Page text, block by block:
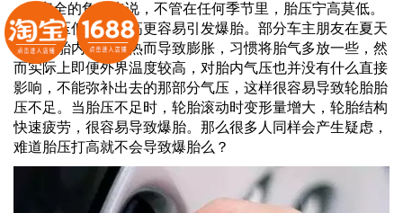
从安全的角度来说，不管在任何季节里，胎压宁高莫低。
因为胎压低比胎压高更容易引发爆胎。部分车主朋友在夏天
担心轮胎内气体过热而导致膨胀，习惯将胎气多放一些，然
而实际上即便外界温度较高，对胎内气压也并没有什么直接
影响，不能弥补出去的那部分气压，这样很容易导致轮胎胎
压不足。当胎压不足时，轮胎滚动时变形量增大，轮胎结构
快速疲劳，很容易导致爆胎。那么很多人同样会产生疑虑，
难道胎压打高就不会导致爆胎么？